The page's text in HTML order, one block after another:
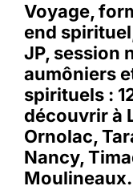
Nous
La
Voyage,
end
JP, session
aumôniers
spirituels :
découvrir à
Ornolac,
Nancy,
Moulineaux.